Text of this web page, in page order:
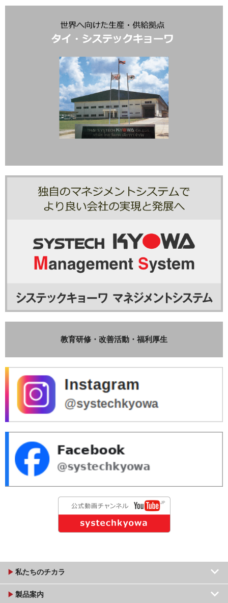
教育研修・改善活動・福利厚生
play_arrow 私たちのチカラ keyboard_arrow_down
play_arrow 製品案内 keyboard_arrow_down